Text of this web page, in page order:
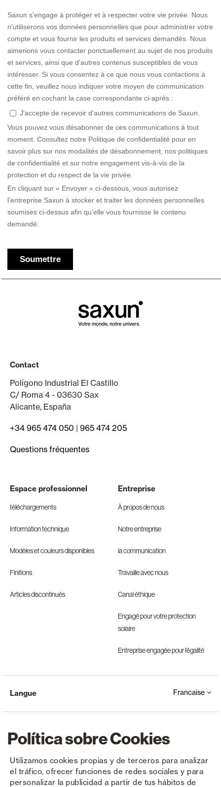
Política sobre Cookies
Utilizamos cookies propias y de terceros para analizar
el tráfico, ofrecer funciones de redes sociales y para
personalizar la publicidad a partir de tus hábitos de
Contact
Polígono Industrial El Castillo
C/ Roma 4 - 03630 Sax
Alicante, España
+34 965 474 050 | 965 474 205
Questions fréquentes
Espace professionnel
téléchargements
Information technique
Modèles et couleurs disponibles
Finitions
Articles discontinués
Entreprise
À propos de nous
Notre entreprise
la communication
Travaille avec nous
Canal éthique
Engagé pour votre protection
solaire
Entreprise engagée pour l’égalité
Copyright © Saxun 2023 - 2026 Politique de confidentialité Avis juridique Cookies
Langue Francaise